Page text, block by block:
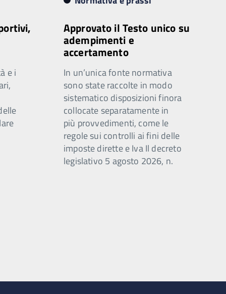
e i
Approvato il Testo unico su
adempimenti e
accertamento
In un’unica fonte normativa
sono state raccolte in modo
sistematico disposizioni finora
collocate separatamente in
più provvedimenti, come le
regole sui controlli ai fini delle
imposte dirette e Iva Il decreto
legislativo 5 agosto 2026, n.